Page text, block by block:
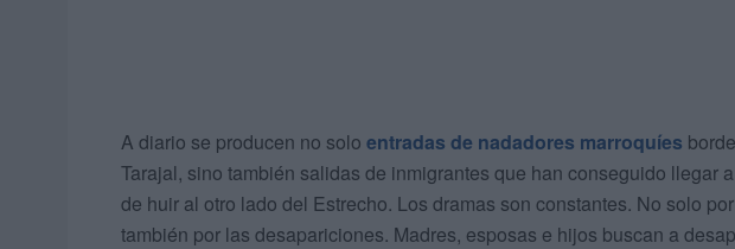
A diario se producen no solo entradas de nadadores marroquíes
Tarajal, sino también salidas de inmigrantes que han conseguido llegar
de huir al otro lado del Estrecho. Los dramas son constantes. No solo
también por las desapariciones. Madres, esposas e hijos buscan a